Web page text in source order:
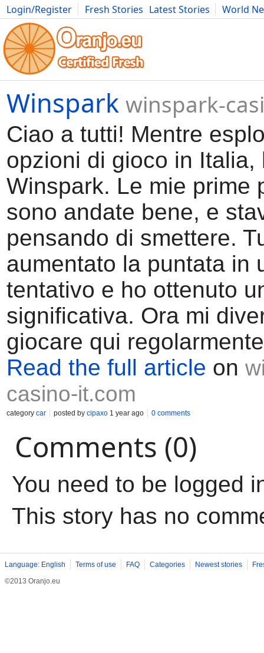
Login/Register Fresh Stories Latest Stories
World
Movies Anime Music Art Cars Advice Science
Winspark winspark-
Ciao a tutti! Mentre
opzioni di gioco in Italia,
Winspark. Le mie prime
sono andate bene, e
pensando di smettere.
aumentato la puntata in
tentativo e ho ottenuto
significativa. Ora mi
giocare qui
Read the full article on
casino-it.com
category car posted by cipaxo 1 year ago 0 comments
Comments (0)
You need to be logged
This story has no
Language: English Terms of use FAQ Categories Newest stories
©2013 Oranjo.eu